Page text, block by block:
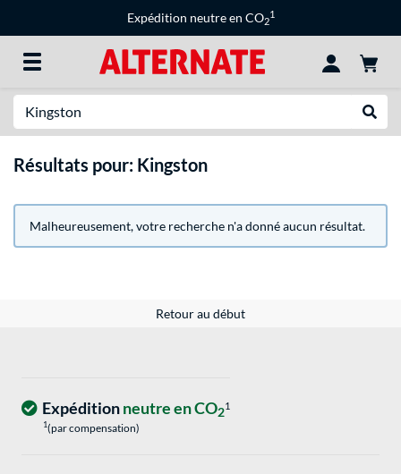
Expédition neutre en CO2
1
Résultats pour: Kingston
Malheureusement, votre recherche n'a donné aucun résultat.
Retour au début
Expéditionneutre en CO21
1(par compensation)